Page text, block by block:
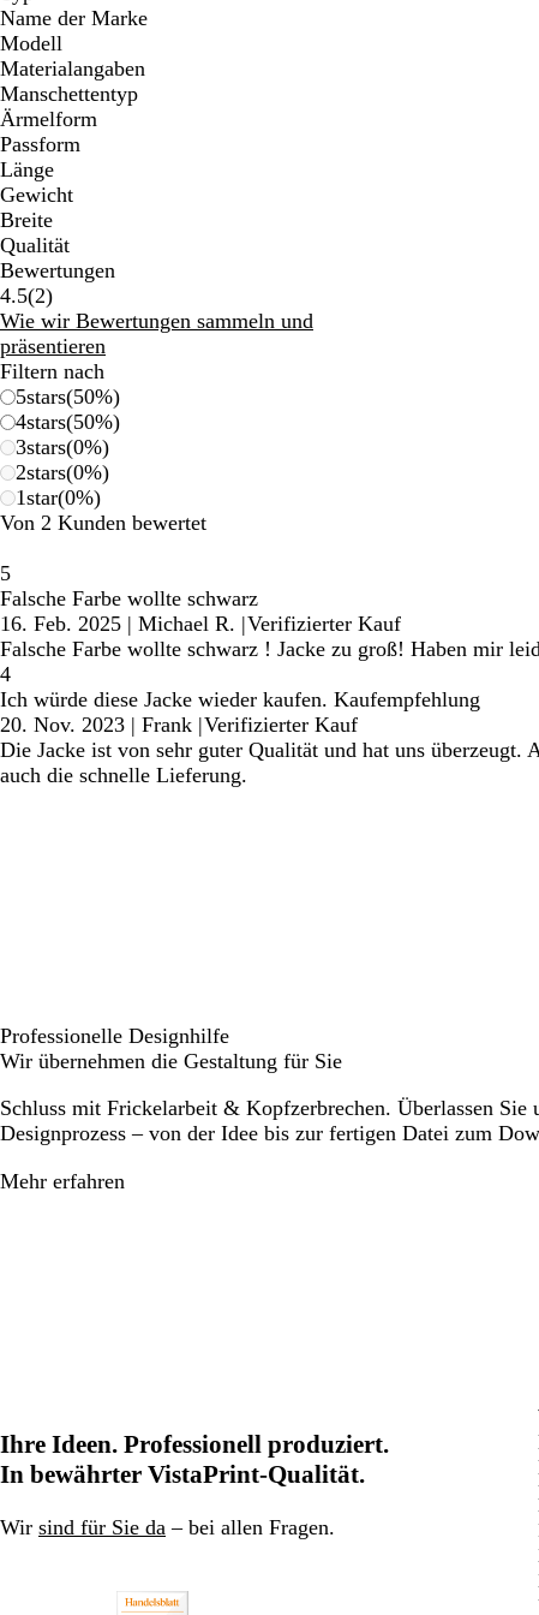
Name der Marke
Modell
Materialangaben
Manschettentyp
Ärmelform
Passform
Länge
Gewicht
Breite
Qualität
Bewertungen
4.5(22
Bewertungen
)
Wie wir Bewertungen sammeln und
präsentieren
Filtern nach
5stars(50%)
4stars(50%)
3stars(0%)
2stars(0%)
1star(0%)
Von 2 Kunden bewertet
5
Falsche Farbe wollte schwarz
16. Feb. 2025 | Michael R. |Verifizierter Kauf
Falsche Farbe wollte schwarz ! Jacke zu groß! Haben mir
4
Ich würde diese Jacke wieder kaufen. Kaufempfehlung
20. Nov. 2023 | Frank |Verifizierter Kauf
Die Jacke ist von sehr guter Qualität und hat uns
auch die schnelle Lieferung.
Professionelle Designhilfe
Wir übernehmen die Gestaltung für Sie
Schluss mit Frickelarbeit & Kopfzerbrechen. Überlassen Sie
Designprozess – von der Idee bis zur fertigen Datei zum
Mehr erfahren
Ihre Ideen. Professionell produziert.
In bewährter VistaPrint-Qualität.
Wir sind für Sie da – bei allen Fragen.